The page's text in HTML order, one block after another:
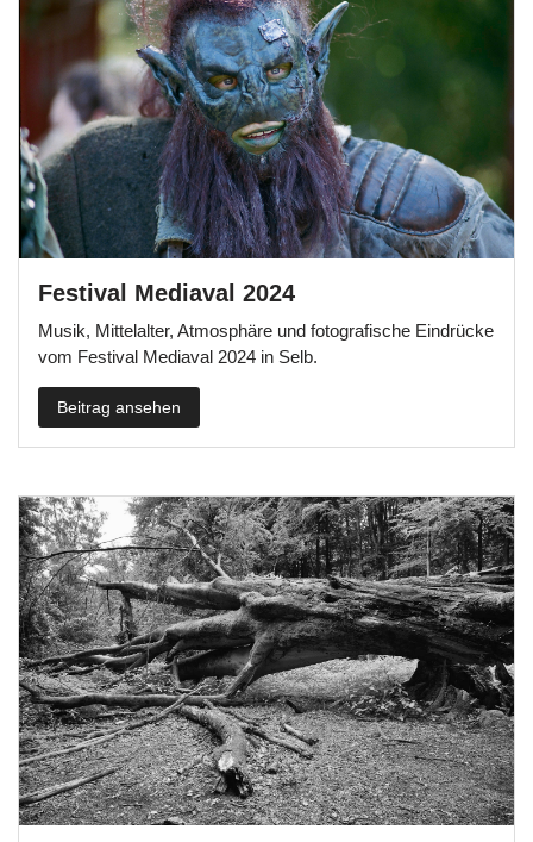
Festival Mediaval 2024
Musik, Mittelalter, Atmosphäre und fotografische Eindrücke
vom Festival Mediaval 2024 in Selb.
Beitrag ansehen